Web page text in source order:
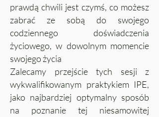
prawdą chwili jest czymś, co możesz
zabrać ze sobą do swojego
codziennego doświadczenia
życiowego, w dowolnym momencie
swojego życia
Zalecamy przejście tych sesji z
wykwalifikowanym praktykiem IPE,
jako najbardziej optymalny sposób
na poznanie tej niesamowitej